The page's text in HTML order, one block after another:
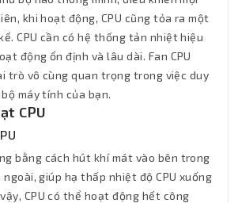
khi hoạt động, CPU cũng tỏa ra một
CPU cần có hệ thống tản nhiệt hiệu
động ổn định và lâu dài. Fan CPU
trò vô cùng quan trọng trong việc duy
máy tính của bạn.
CPU
bằng cách hút khí mát vào bên trong
giúp hạ thấp nhiệt độ CPU xuống
CPU có thể hoạt động hết công